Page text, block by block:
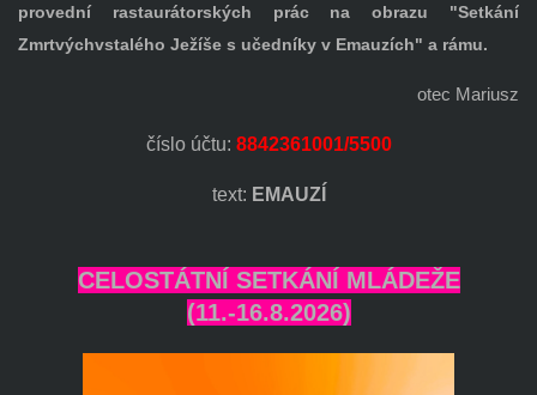
provední rastaurátorských prác na obrazu "Setkání
Zmrtvýchvstalého Ježíše s učedníky v Emauzích" a rámu.
otec Mariusz
číslo účtu: 8842361001/5500
text: EMAUZÍ
CELOSTÁTNÍ SETKÁNÍ MLÁDEŽE
(11.-16.8.2026)